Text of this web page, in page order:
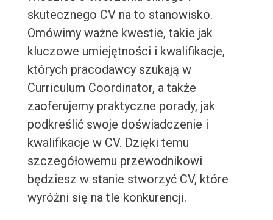
skutecznego CV na to stanowisko.
Omówimy ważne kwestie, takie jak
kluczowe umiejętności i kwalifikacje,
których pracodawcy szukają w
Curriculum Coordinator, a także
zaoferujemy praktyczne porady, jak
podkreślić swoje doświadczenie i
kwalifikacje w CV. Dzięki temu
szczegółowemu przewodnikowi
będziesz w stanie stworzyć CV, które
wyróżni się na tle konkurencji.